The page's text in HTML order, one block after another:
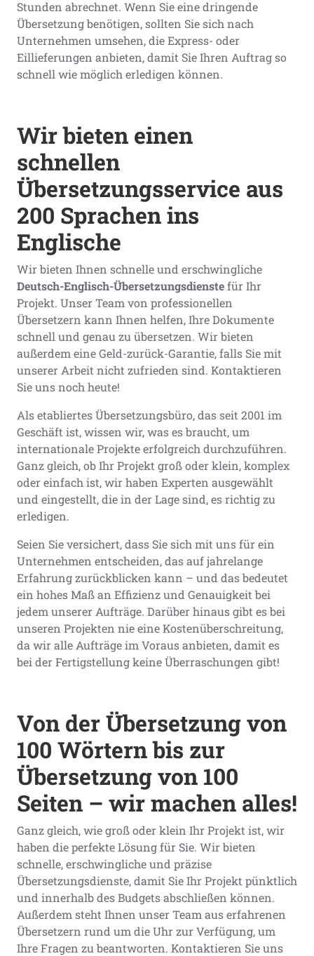
Stunden abrechnet. Wenn Sie eine dringende
Übersetzung benötigen, sollten Sie sich nach
Unternehmen umsehen, die Express- oder
Eillieferungen anbieten, damit Sie Ihren Auftrag so
schnell wie möglich erledigen können.
Wir bieten einen
schnellen
Übersetzungsservice aus
200 Sprachen ins
Englische
Wir bieten Ihnen schnelle und erschwingliche
Deutsch-Englisch-Übersetzungsdienstefür Ihr
Projekt. Unser Team von professionellen
Übersetzern kann Ihnen helfen, Ihre Dokumente
schnell und genau zu übersetzen. Wir bieten
außerdem eine Geld-zurück-Garantie, falls Sie mit
unserer Arbeit nicht zufrieden sind. Kontaktieren
Sie uns noch heute!
Als etabliertes Übersetzungsbüro, das seit 2001 im
Geschäft ist, wissen wir, was es braucht, um
internationale Projekte erfolgreich durchzuführen.
Ganz gleich, ob Ihr Projekt groß oder klein, komplex
oder einfach ist, wir haben Experten ausgewählt
und eingestellt, die in der Lage sind, es richtig zu
erledigen.
Seien Sie versichert, dass Sie sich mit uns für ein
Unternehmen entscheiden, das auf jahrelange
Erfahrung zurückblicken kann – und das bedeutet
ein hohes Maß an Effizienz und Genauigkeit bei
jedem unserer Aufträge. Darüber hinaus gibt es bei
unseren Projekten nie eine Kostenüberschreitung,
da wir alle Aufträge im Voraus anbieten, damit es
bei der Fertigstellung keine Überraschungen gibt!
Von der Übersetzung von
100 Wörtern bis zur
Übersetzung von 100
Seiten – wir machen alles!
Ganz gleich, wie groß oder klein Ihr Projekt ist, wir
haben die perfekte Lösung für Sie. Wir bieten
schnelle, erschwingliche und präzise
Übersetzungsdienste, damit Sie Ihr Projekt pünktlich
und innerhalb des Budgets abschließen können.
Außerdem steht Ihnen unser Team aus erfahrenen
Übersetzern rund um die Uhr zur Verfügung, um
Ihre Fragen zu beantworten. Kontaktieren Sie uns